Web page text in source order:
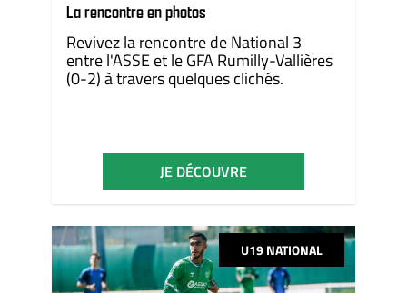
La rencontre en photos
Revivez la rencontre de National 3
entre l'ASSE et le GFA Rumilly-Vallières
(0-2) à travers quelques clichés.
JE DÉCOUVRE
U19 NATIONAL